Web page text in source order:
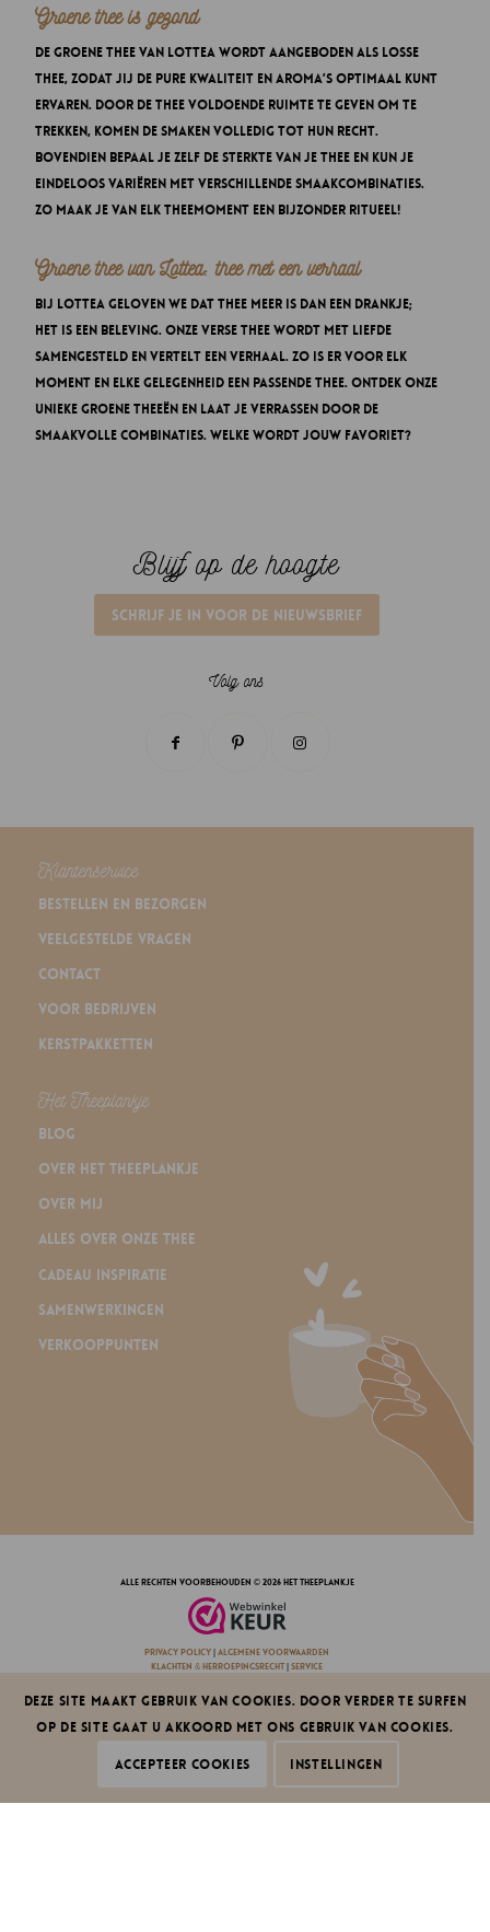
Groene thee is gezond
De groene thee van Lottea wordt aangeboden als losse
thee, zodat jij de pure kwaliteit en aroma’s optimaal kunt
ervaren. Door de thee voldoende ruimte te geven om te
trekken, komen de smaken volledig tot hun recht.
Bovendien bepaal je zelf de sterkte van je thee en kun je
eindeloos variëren met verschillende smaakcombinaties.
Zo maak je van elk theemoment een bijzonder ritueel!
Groene thee van Lottea: thee met een verhaal
Bij Lottea geloven we dat thee meer is dan een drankje;
het is een beleving. Onze verse thee wordt met liefde
samengesteld en vertelt een verhaal. Zo is er voor elk
moment en elke gelegenheid een passende thee. Ontdek onze
unieke groene theeën en laat je verrassen door de
smaakvolle combinaties. Welke wordt jouw favoriet?
Blijf op de hoogte
Schrijf je in voor de nieuwsbrief
Volg ons
Klantenservice
Bestellen en bezorgen
Veelgestelde vragen
Contact
Voor bedrijven
Kerstpakketten
Het Theeplankje
Blog
Over Het Theeplankje
Over mij
Alles over onze thee
Cadeau inspiratie
Samenwerkingen
Verkooppunten
alle rechten voorbehouden © 2026 Het Theeplankje
privacy policy algemene voorwaarden
klachten & herroepingsrecht service
Deze site maakt gebruik van cookies. Door verder te surfen
op de site gaat u akkoord met ons gebruik van cookies.
Accepteer cookies Instellingen